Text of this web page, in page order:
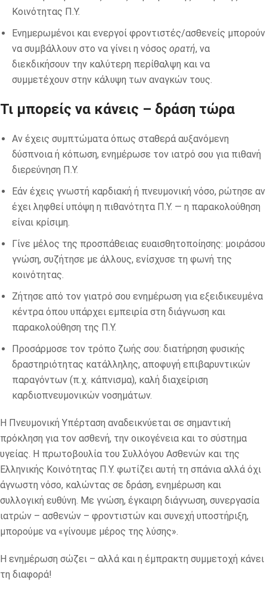
Κοινότητας Π.Υ.
Ενημερωμένοι και ενεργοί φροντιστές/ασθενείς μπορούν
να συμβάλλουν στο να γίνει η νόσος ορατή, να
διεκδικήσουν την καλύτερη περίθαλψη και να
συμμετέχουν στην κάλυψη των αναγκών τους.
Τι μπορείς να κάνεις – δράση τώρα
Αν έχεις συμπτώματα όπως σταθερά αυξανόμενη
δύσπνοια ή κόπωση, ενημέρωσε τον ιατρό σου για πιθανή
διερεύνηση Π.Υ.
Εάν έχεις γνωστή καρδιακή ή πνευμονική νόσο, ρώτησε αν
έχει ληφθεί υπόψη η πιθανότητα Π.Υ. — η παρακολούθηση
είναι κρίσιμη.
Γίνε μέλος της προσπάθειας ευαισθητοποίησης: μοιράσου
γνώση, συζήτησε με άλλους, ενίσχυσε τη φωνή της
κοινότητας.
Ζήτησε από τον γιατρό σου ενημέρωση για εξειδικευμένα
κέντρα όπου υπάρχει εμπειρία στη διάγνωση και
παρακολούθηση της Π.Υ.
Προσάρμοσε τον τρόπο ζωής σου: διατήρηση φυσικής
δραστηριότητας κατάλληλης, αποφυγή επιβαρυντικών
παραγόντων (π.χ. κάπνισμα), καλή διαχείριση
καρδιοπνευμονικών νοσημάτων.
Η Πνευμονική Υπέρταση αναδεικνύεται σε σημαντική
πρόκληση για τον ασθενή, την οικογένεια και το σύστημα
υγείας. Η πρωτοβουλία του Συλλόγου Ασθενών και της
Ελληνικής Κοινότητας Π.Υ. φωτίζει αυτή τη σπάνια αλλά όχι
άγνωστη νόσο, καλώντας σε δράση, ενημέρωση και
συλλογική ευθύνη. Με γνώση, έγκαιρη διάγνωση, συνεργασία
ιατρών – ασθενών – φροντιστών και συνεχή υποστήριξη,
μπορούμε να «γίνουμε μέρος της λύσης».
Η ενημέρωση σώζει – αλλά και η έμπρακτη συμμετοχή κάνει
τη διαφορά!